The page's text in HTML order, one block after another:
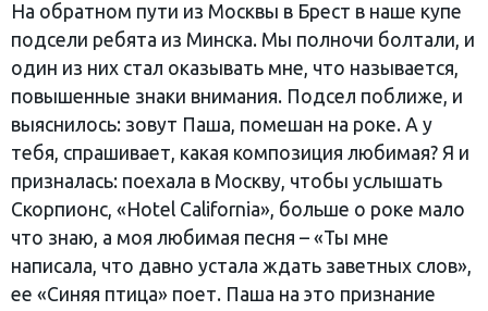
На обратном пути из Москвы в Брест в наше купе
подсели ребята из Минска. Мы полночи болтали, и
один из них стал оказывать мне, что называется,
повышенные знаки внимания. Подсел поближе, и
выяснилось: зовут Паша, помешан на роке. А у
тебя, спрашивает, какая композиция любимая? Я и
призналась: поехала в Москву, чтобы услышать
Скорпионс, «Hotel California», больше о роке мало
что знаю, а моя любимая песня – «Ты мне
написала, что давно устала ждать заветных слов»,
ее «Синяя птица» поет. Паша на это признание